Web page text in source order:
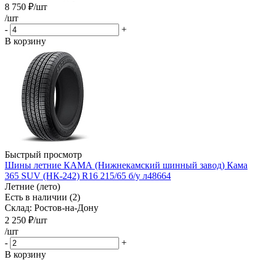
8 750 ₽/шт
/шт
-
+
В корзину
Быстрый просмотр
Шины летние КАМА (Нижнекамский шинный завод) Кама
365 SUV (НК-242) R16 215/65 б/у л48664
Летние (лето)
Есть в наличии (2)
Склад: Ростов-на-Дону
2 250 ₽/шт
/шт
-
+
В корзину